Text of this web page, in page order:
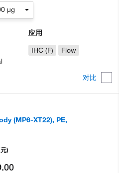
对比
应用
IHC (F)
Flow
µg
(MP6-XT22), PE,
)